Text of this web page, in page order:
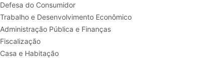
Defesa do Consumidor
Trabalho e Desenvolvimento Econômico
Administração Pública e Finanças
Fiscalização
Casa e Habitação